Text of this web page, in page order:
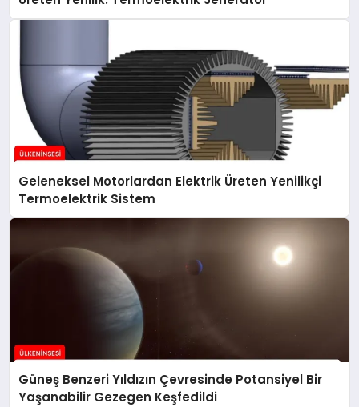
Geleneksel Motorlardan Elektrik Üreten Yenilikçi
Termoelektrik Sistem
Güneş Benzeri Yıldızın Çevresinde Potansiyel Bir
Yaşanabilir Gezegen Keşfedildi